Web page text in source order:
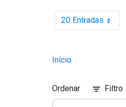
20 EntradasPor página
Início
Ordenar Filtro